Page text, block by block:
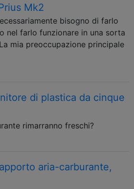
Mk2
bisogno di farlo
nel farlo funzionare in una sorta
mia preoccupazione principale
di plastica da cinque
rimarranno freschi?
aria-carburante,